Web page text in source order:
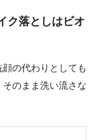
ク落としはビオ
の代わりとしても
のまま洗い流さな